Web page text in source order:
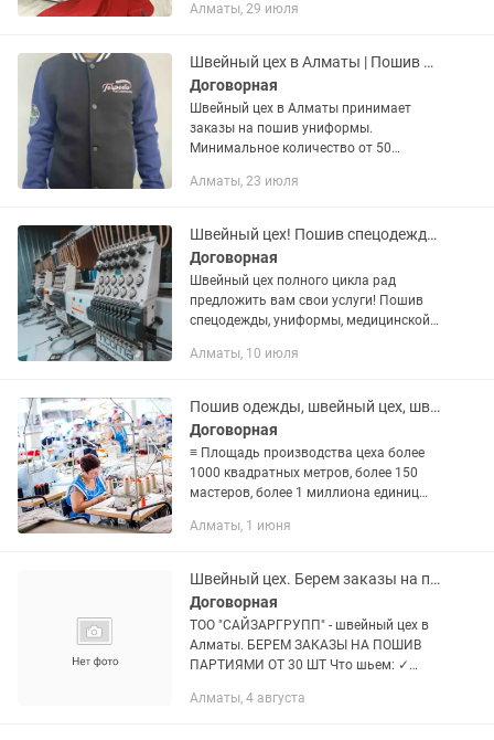
разработки образца до готовой
Алматы, 29 июля
Швейный цех в Алматы | Пошив одежды и униформы Алматы
Договорная
Швейный цех в Алматы принимает
заказы на пошив униформы.
Минимальное количество от 50
Так же брендируем в собственном цеху.
Алматы, 23 июля
Швейный цех! Пошив спецодежды, униформы, промо товаров!
Договорная
Швейный цех полного цикла рад
предложить вам свои услуги! Пошив
спецодежды, униформы, медицинской
жилеты, толстовки и многое другое! Мы
Алматы, 10 июля
Пошив одежды, швейный цех, швейная фабрика, пошив худи, пошив толстовок
Договорная
≡ Площадь производства цеха более
1000 квадратных метров, более 150
мастеров, более 1 миллиона единиц
≡ Современное многопрофильное
Алматы, 1 июня
Швейный цех. Берем заказы на пошив партиями
Договорная
ТОО "САЙЗАРГРУПП" - швейный цех в
Алматы. БЕРЕМ ЗАКАЗЫ НА ПОШИВ
ПАРТИЯМИ ОТ 30 ШТ Что шьем: ✓
Трикотаж, футболки, толстовки ✓
Алматы, 4 августа